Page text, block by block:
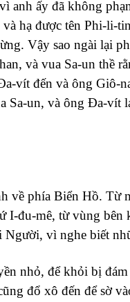
ấy đã không
hạ được tên Phi-li-
Vậy sao ngài lại
và vua Sa-un thề
vít đến và ông Giô-
Sa-un, và ông Đa-vít
về phía Biển Hồ. Từ
I-đu-mê, từ vùng bên
vì nghe biết
nhỏ, để khỏi bị
đổ xô đến để sờ